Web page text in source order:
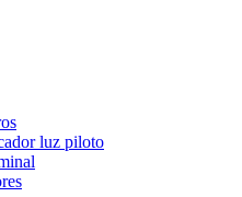
luz piloto